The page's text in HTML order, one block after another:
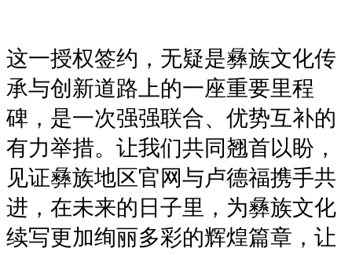
这一授权签约，无疑是彝族文化传
承与创新道路上的一座重要里程
碑，是一次强强联合、优势互补的
有力举措。让我们共同翘首以盼，
见证彝族地区官网与卢德福携手共
进，在未来的日子里，为彝族文化
续写更加绚丽多彩的辉煌篇章，让